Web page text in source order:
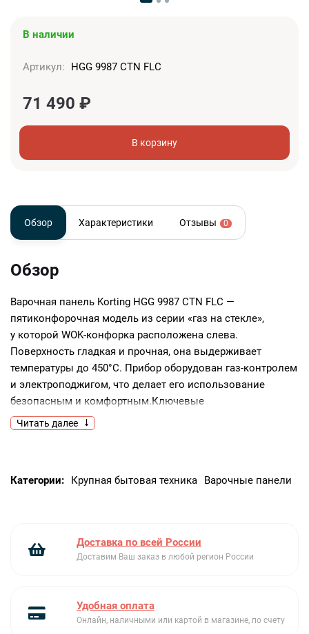
В наличии
Артикул: HGG 9987 CTN FLC
71 490 ₽
В корзину
Обзор Характеристики Отзывы 0
Обзор
Варочная панель Korting HGG 9987 CTN FLC —
пятиконфорочная модель из серии «газ на стекле»,
у которой WOK-конфорка расположена слева.
Поверхность гладкая и прочная, она выдерживает
температуры до 450°C. Прибор оборудован газ-контролем
и электроподжигом, что делает его использование
безопасным и комфортным.Ключевые
преимущества:Современный дизайнЧугунные
решетки9 ступеней регулировки пламени
Читать далее
Категории: Крупная бытовая техника Варочные панели
Доставка по всей России
Доставим Ваш заказ в любой регион России
Удобная оплата
Онлайн, наличными или картой в магазине, по счету